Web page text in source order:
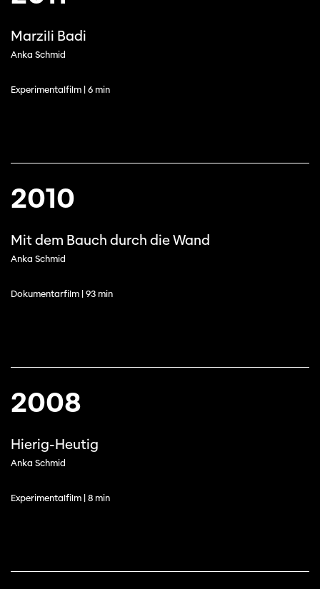
Marzili Badi
Anka Schmid
Experimentalfilm | 6 min
2010
Mit dem Bauch durch die Wand
Anka Schmid
Dokumentarfilm | 93 min
2008
Hierig-Heutig
Anka Schmid
Experimentalfilm | 8 min